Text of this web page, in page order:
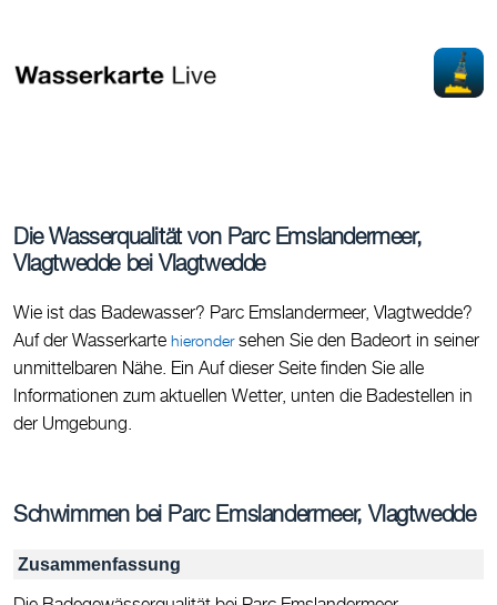
Die Wasserqualität von Parc Emslandermeer,
Vlagtwedde bei Vlagtwedde
Wie ist das Badewasser? Parc Emslandermeer, Vlagtwedde?
Auf der Wasserkarte hierondersehen Sie den Badeort in seiner
unmittelbaren Nähe. Ein Auf dieser Seite finden Sie alle
Informationen zum aktuellen Wetter, unten die Badestellen in
der Umgebung.
Schwimmen bei Parc Emslandermeer, Vlagtwedde
Zusammenfassung